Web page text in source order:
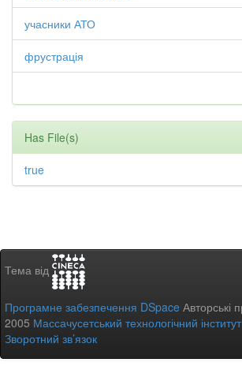
учасники АТО
фрустрація
Has File(s)
true
Тема від
Програмне забезпечення DSpace Авторські
2005 Массачусетський технологічний інститут
Зворотний зв’язок